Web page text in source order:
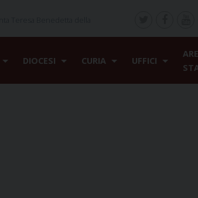
DIOCESI CURIA UFFICI